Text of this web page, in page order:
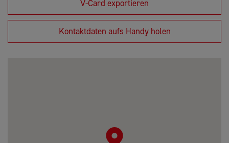
V-Card exportieren
Kontaktdaten aufs Handy holen